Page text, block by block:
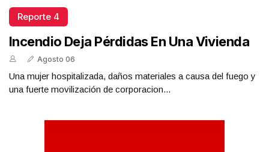
Reporte 4
Incendio Deja Pérdidas En Una Vivienda
Agosto 06
Una mujer hospitalizada, daños materiales a causa del fuego y
una fuerte movilización de corporacion...